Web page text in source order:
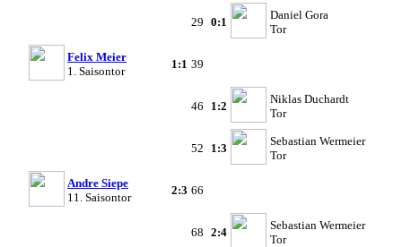
29 0:1
Daniel Gora
Tor
Felix Meier
1. Saisontor
1:1 39
46 1:2
Niklas Duchardt
Tor
52 1:3
Sebastian Wermeier
Tor
Andre Siepe
11. Saisontor
2:3 66
68 2:4
Sebastian Wermeier
Tor